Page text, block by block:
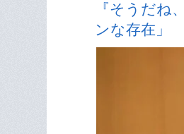
『そうだね
ンな存在」